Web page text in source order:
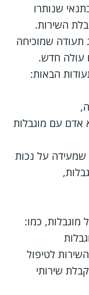
ובתנאי שנותרו
תעודה שמוכיחה
עולה חדש.
הבאות:
אדם עם מוגבלות
שמעידה על נכות
מוגבלות, כמו:
לטיפול
שירותי